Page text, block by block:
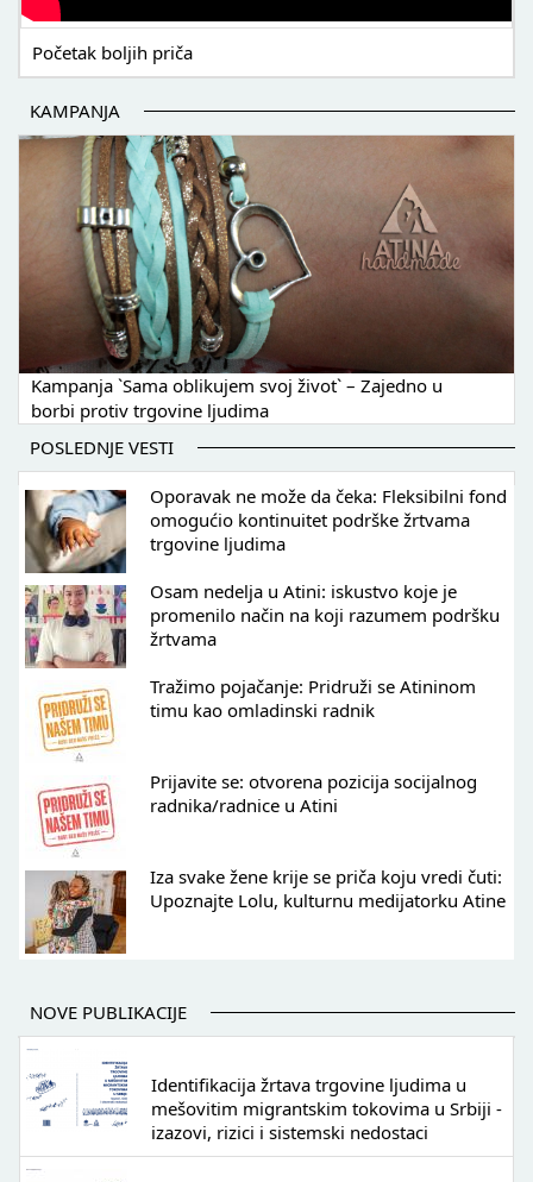
Početak boljih priča
KAMPANJA
Kampanja `Sama oblikujem svoj život` – Zajedno u
borbi protiv trgovine ljudima
POSLEDNJE VESTI
Oporavak ne može da čeka: Fleksibilni fond
omogućio kontinuitet podrške žrtvama
trgovine ljudima
Osam nedelja u Atini: iskustvo koje je
promenilo način na koji razumem podršku
žrtvama
Tražimo pojačanje: Pridruži se Atininom
timu kao omladinski radnik
Prijavite se: otvorena pozicija socijalnog
radnika/radnice u Atini
Iza svake žene krije se priča koju vredi čuti:
Upoznajte Lolu, kulturnu medijatorku Atine
NOVE PUBLIKACIJE
Identifikacija žrtava trgovine ljudima u
mešovitim migrantskim tokovima u Srbiji -
izazovi, rizici i sistemski nedostaci